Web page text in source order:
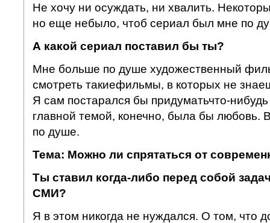
Не хочу ни осуждать, ни хвалить.
но еще небыло, чтоб сериал был мне по
А какой сериал поставил бы ты?
Мне больше по душе художественный
смотреть такиефильмы, в которых не
Я сам постарался бы придуматьчто-
главной темой, конечно, была бы любовь.
по душе.
Тема: Можно ли спрятаться от
Ты ставил когда-либо перед собой
СМИ?
Я в этом никогда не нуждался. О том, что